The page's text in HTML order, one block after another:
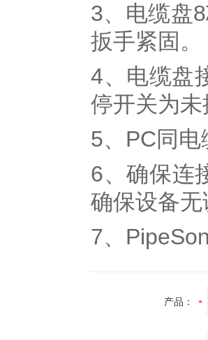
3、电缆盘
扳手紧固。
4、电缆盘
停开关为
5、PC同
6、确保连
确保设备
7、
产品：